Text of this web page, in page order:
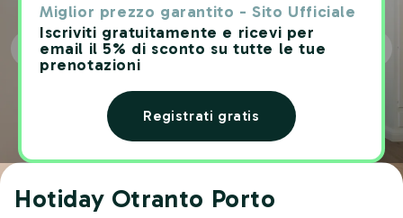
Miglior prezzo garantito - Sito Ufficiale
Iscriviti gratuitamente e ricevi per
email il 5% di sconto su tutte le tue
prenotazioni
Registrati gratis
Hotiday Otranto Porto